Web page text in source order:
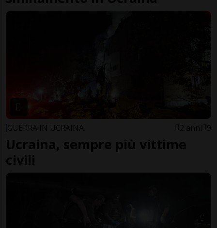
GUERRA IN UCRAINA 2 anni 9
Ucraina, sempre più vittime
civili